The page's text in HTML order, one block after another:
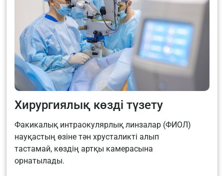
Хирургиялық көзді түзету
Факикалық интраокулярлық линзалар (ФИОЛ)
науқастың өзіне тән хрусталикті алып
тастамай, көздің артқы камерасына
орнатылады.